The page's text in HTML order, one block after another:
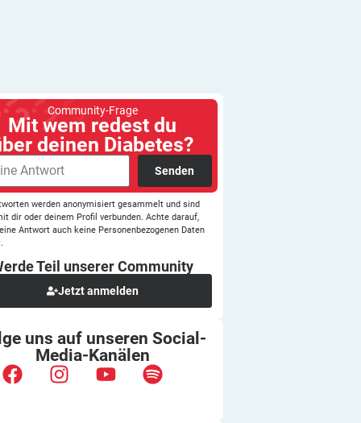
Community-Frage
Mit wem redest du
deinen Diabetes?
Senden
werden anonymisiert gesammelt und sind
dir oder deinem Profil verbunden. Achte darauf,
Antwort auch keine Personenbezogenen Daten
Teil unsererCommunity
Jetzt anmelden
uns auf unserenSocial-
Media-Kanälen